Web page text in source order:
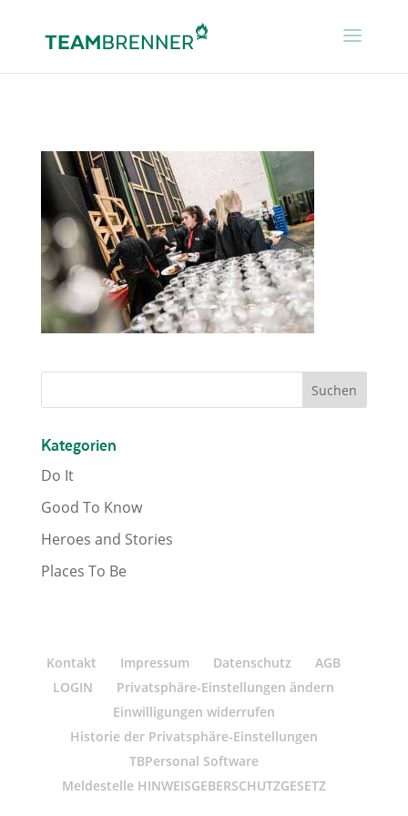
Kategorien
Do It
Good To Know
Heroes and Stories
Places To Be
Kontakt Impressum Datenschutz
AGB
LOGIN
Privatsphäre-Einstellungen ändern
Einwilligungen widerrufen
Historie der Privatsphäre-Einstellungen
TBPersonal Software
Meldestelle HINWEISGEBERSCHUTZGESETZ